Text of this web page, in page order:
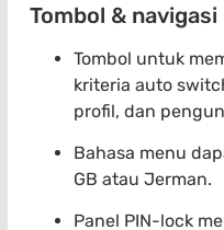
Tombol & navigasi
Tombol untuk
kriteria auto
profil, dan
Bahasa menu
GB atau Jerman.
Panel PIN-lock